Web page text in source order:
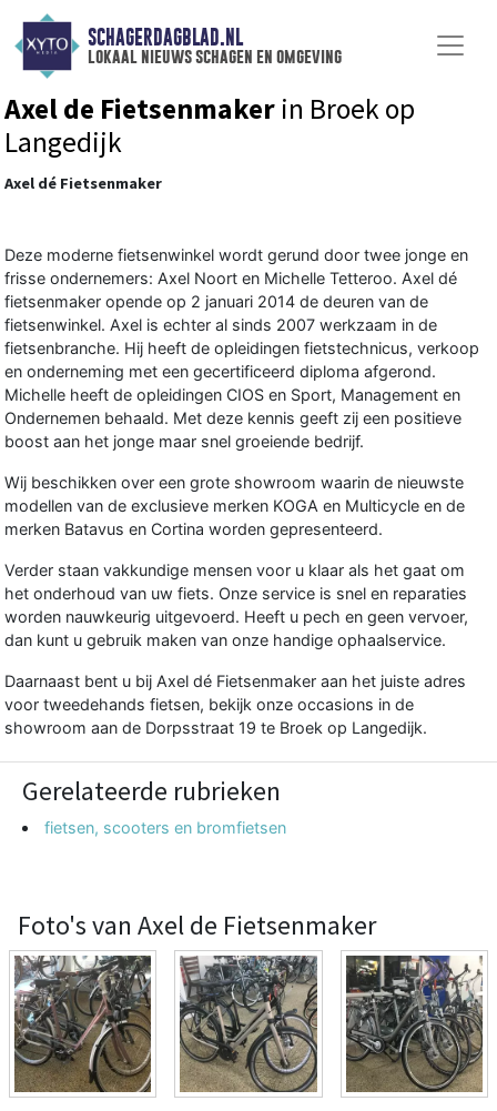
SCHAGERDAGBLAD.NL
lokaal nieuws schagen en omgeving
Axel de Fietsenmaker in Broek op
Langedijk
Axel dé Fietsenmaker
Deze moderne fietsenwinkel wordt gerund door twee jonge en
frisse ondernemers: Axel Noort en Michelle Tetteroo. Axel dé
fietsenmaker opende op 2 januari 2014 de deuren van de
fietsenwinkel. Axel is echter al sinds 2007 werkzaam in de
fietsenbranche. Hij heeft de opleidingen fietstechnicus, verkoop
en onderneming met een gecertificeerd diploma afgerond.
Michelle heeft de opleidingen CIOS en Sport, Management en
Ondernemen behaald. Met deze kennis geeft zij een positieve
boost aan het jonge maar snel groeiende bedrijf.
Wij beschikken over een grote showroom waarin de nieuwste
modellen van de exclusieve merken KOGA en Multicycle en de
merken Batavus en Cortina worden gepresenteerd.
Verder staan vakkundige mensen voor u klaar als het gaat om
het onderhoud van uw fiets. Onze service is snel en reparaties
worden nauwkeurig uitgevoerd. Heeft u pech en geen vervoer,
dan kunt u gebruik maken van onze handige ophaalservice.
Daarnaast bent u bij Axel dé Fietsenmaker aan het juiste adres
voor tweedehands fietsen, bekijk onze occasions in de
showroom aan de Dorpsstraat 19 te Broek op Langedijk.
Gerelateerde rubrieken
fietsen, scooters en bromfietsen
Foto's van Axel de Fietsenmaker